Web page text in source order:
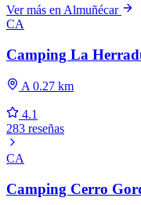
Ver más en Almuñécar
CA
Camping La
A 0.27 km
4.1
283 reseñas
CA
Camping Cerro